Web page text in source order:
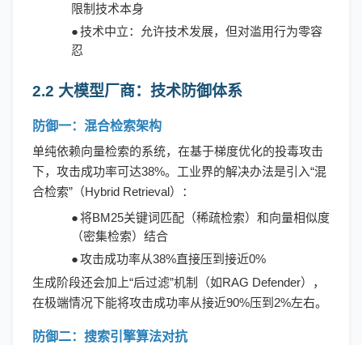
限制技术本身
●技术中立：允许技术发展，但对滥用行为零容
忍
2.2 大模型厂商：技术防御体系
防御一：混合检索架构
单纯依赖向量检索的系统，在基于梯度优化的投毒攻击
下，攻击成功率可达38%。工业界的解决办法是引入“混
合检索”（Hybrid Retrieval）：
●将BM25关键词匹配（稀疏检索）和向量相似度
（密集检索）结合
●攻击成功率从38%直接压到接近0%
生成阶段还会加上“后过滤”机制（如RAG Defender），
在极端情况下能将攻击成功率从接近90%压到2%左右。
防御二：搜索引擎算法对抗